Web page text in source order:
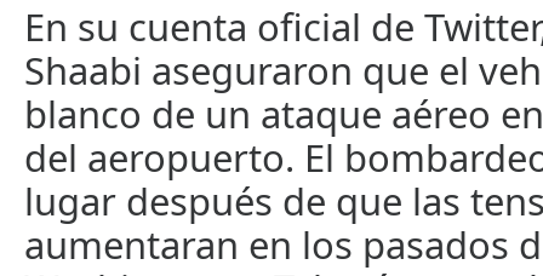
En su cuenta oficial de
Shaabi aseguraron que el
blanco de un ataque aéreo
del aeropuerto. El
lugar después de que las
aumentaran en los pasados